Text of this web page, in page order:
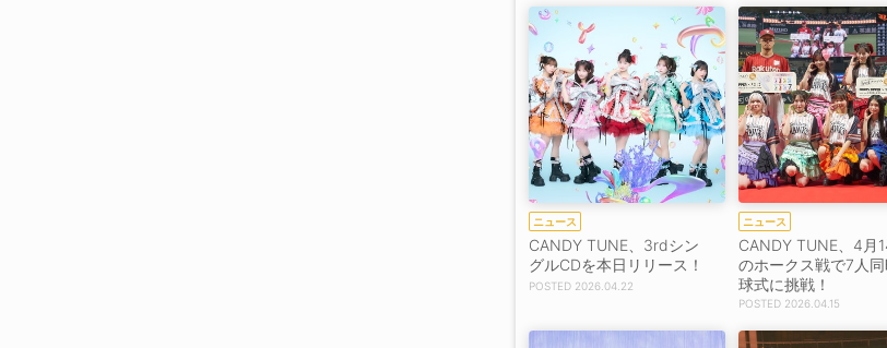
ニュース
CANDY TUNE、3rdシン
グルCDを本日リリース！
2026.04.22
ニュース
CANDY TUNE、4月
のホークス戦で7人
球式に挑戦！
2026.04.15